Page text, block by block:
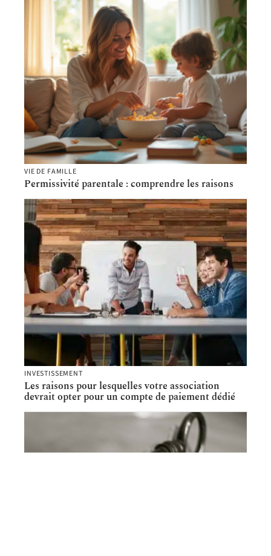
VIE DE FAMILLE
Permissivité parentale : comprendre les raisons
INVESTISSEMENT
Les raisons pour lesquelles votre association
devrait opter pour un compte de paiement dédié